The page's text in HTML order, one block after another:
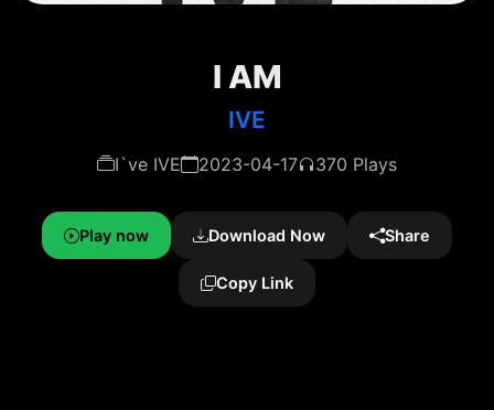
I AM
IVE
I`ve IVE 2023-04-17 370 Plays
Play now Download Now Share
Copy Link